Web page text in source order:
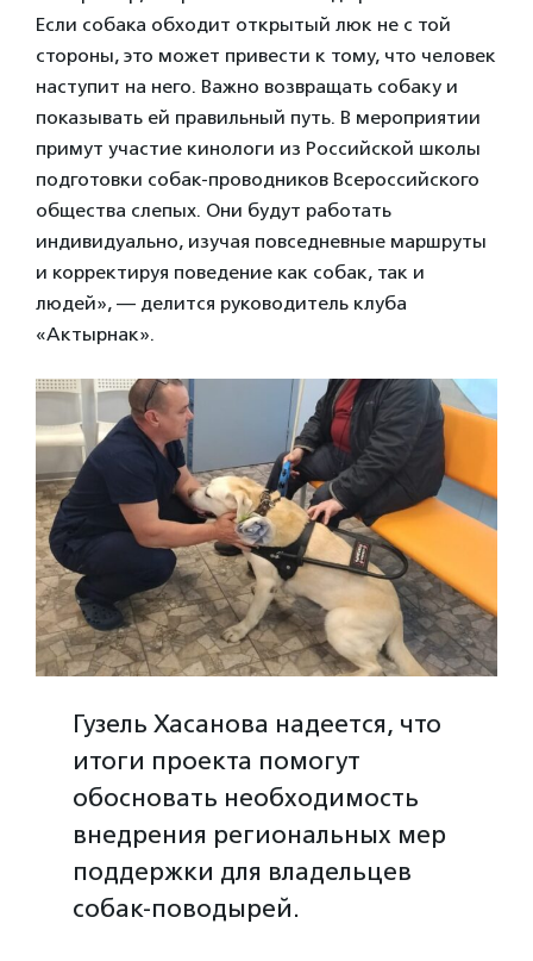
Если собака обходит открытый люк не с той
стороны, это может привести к тому, что человек
наступит на него. Важно возвращать собаку и
показывать ей правильный путь. В мероприятии
примут участие кинологи из Российской школы
подготовки собак-проводников Всероссийского
общества слепых. Они будут работать
индивидуально, изучая повседневные маршруты
и корректируя поведение как собак, так и
людей», — делится руководитель клуба
«Актырнак».
Гузель Хасанова надеется, что
итоги проекта помогут
обосновать необходимость
внедрения региональных мер
поддержки для владельцев
собак-поводырей.